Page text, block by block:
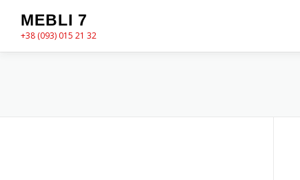
вмісту
MEBLI 7
+38 (093) 015 21 32